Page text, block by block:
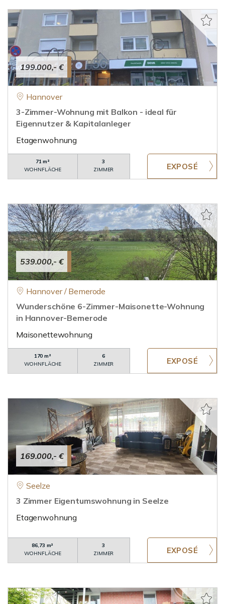
199.000,- €
Hannover
3-Zimmer-Wohnung mit Balkon - ideal für
Eigennutzer & Kapitalanleger
Etagenwohnung
71 m²
WOHNFLÄCHE
3
ZIMMER
539.000,- €
Hannover / Bemerode
Wunderschöne 6-Zimmer-Maisonette-Wohnung
in Hannover-Bemerode
Maisonettewohnung
170 m²
WOHNFLÄCHE
6
ZIMMER
169.000,- €
Seelze
3 Zimmer Eigentumswohnung in Seelze
Etagenwohnung
86,73 m²
WOHNFLÄCHE
3
ZIMMER